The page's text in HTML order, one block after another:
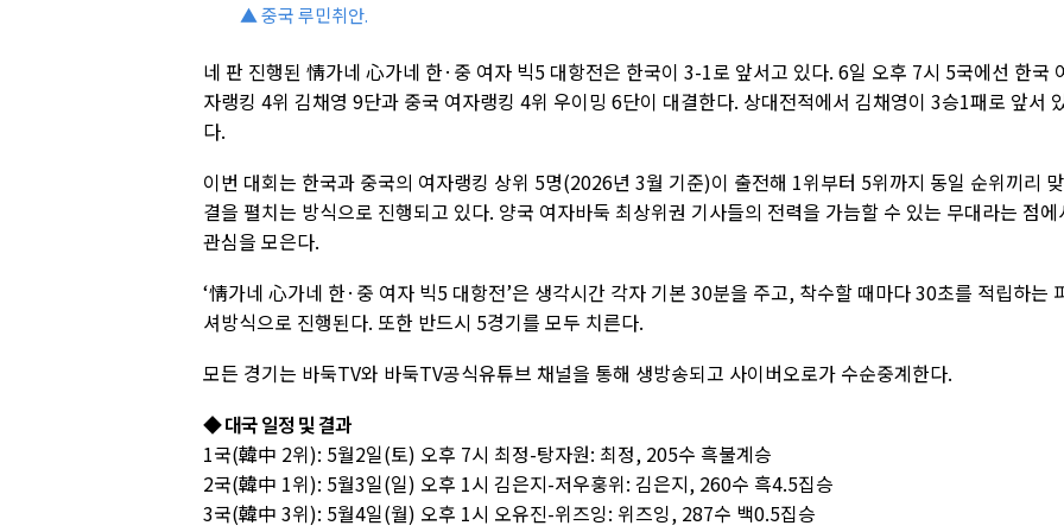
▲ 중국 루민취안.
네 판 진행된 情가네 心가네 한·중 여자 빅5 대항전은 한국이 3-1로 앞서고 있다. 6일 오후 7시 5국에선 한국
자랭킹 4위 김채영 9단과 중국 여자랭킹 4위 우이밍 6단이 대결한다. 상대전적에서 김채영이 3승1패로 앞서
다.
이번 대회는 한국과 중국의 여자랭킹 상위 5명(2026년 3월 기준)이 출전해 1위부터 5위까지 동일 순위끼리
결을 펼치는 방식으로 진행되고 있다. 양국 여자바둑 최상위권 기사들의 전력을 가늠할 수 있는 무대라는 점에
관심을 모은다.
‘情가네 心가네 한·중 여자 빅5 대항전’은 생각시간 각자 기본 30분을 주고, 착수할 때마다 30초를 적립하는
셔방식으로 진행된다. 또한 반드시 5경기를 모두 치른다.
모든 경기는 바둑TV와 바둑TV공식유튜브 채널을 통해 생방송되고 사이버오로가 수순중계한다.
◆ 대국 일정 및 결과
1국(韓中 2위): 5월2일(토) 오후 7시 최정-탕자원: 최정, 205수 흑불계승
2국(韓中 1위): 5월3일(일) 오후 1시 김은지-저우훙위: 김은지, 260수 흑4.5집승
3국(韓中 3위): 5월4일(월) 오후 1시 오유진-위즈잉: 위즈잉, 287수 백0.5집승